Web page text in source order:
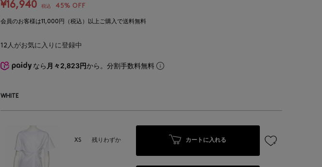
¥16,940
税込 45% OFF
会員のお客様は11,000円（税込）以上ご購入で送料無料
12人がお気に入りに登録中
なら 月々2,823円から。分割手数料無料
WHITE
XS 残りわずか カートに入れる